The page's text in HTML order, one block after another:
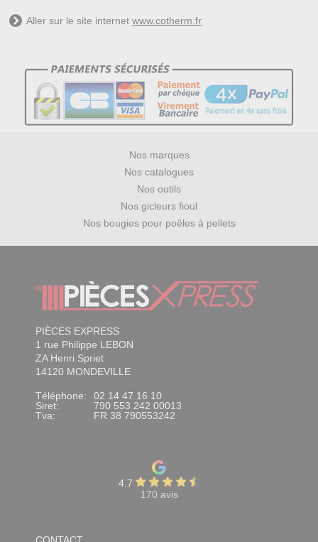
Aller sur le site internetwww.cotherm.fr
Nos marques
Nos catalogues
Nos outils
Nos gicleurs fioul
Nos bougies pour poêles à pellets
PIÈCES EXPRESS
1 rue Philippe LEBON
ZA Henri Spriet
14120 MONDEVILLE
Téléphone:
02 14 47 16 10
Siret:
790 553 242 00013
Tva:
FR 38 790553242
4.7
170 avis